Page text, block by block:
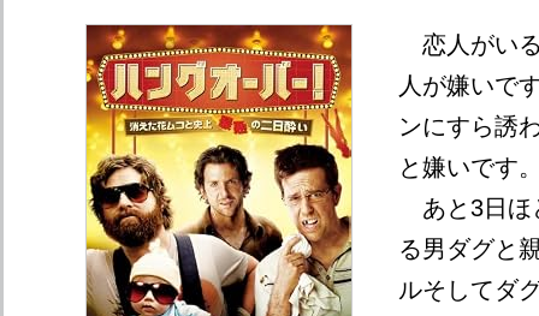
恋人がい
人が嫌いで
ンにすら誘
と嫌いです
あと3日ほ
る男ダグと
ルそしてダ